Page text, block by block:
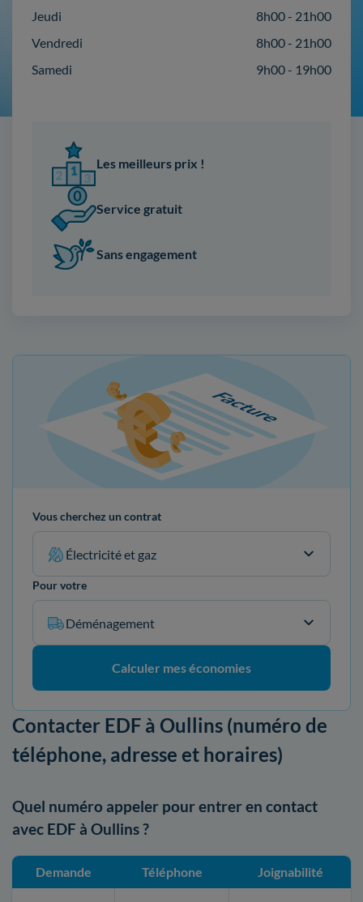
Jeudi
8h00 - 21h00
Vendredi
8h00 - 21h00
Samedi
9h00 - 19h00
Les meilleurs prix !
Service gratuit
Sans engagement
Vous cherchez un contrat
Électricité et gaz
Pour votre
Déménagement
Calculer mes économies
Contacter EDF à Oullins (numéro de
téléphone, adresse et horaires)
Quel numéro appeler pour entrer en contact
avec EDF à Oullins ?
Demande Téléphone Joignabilité